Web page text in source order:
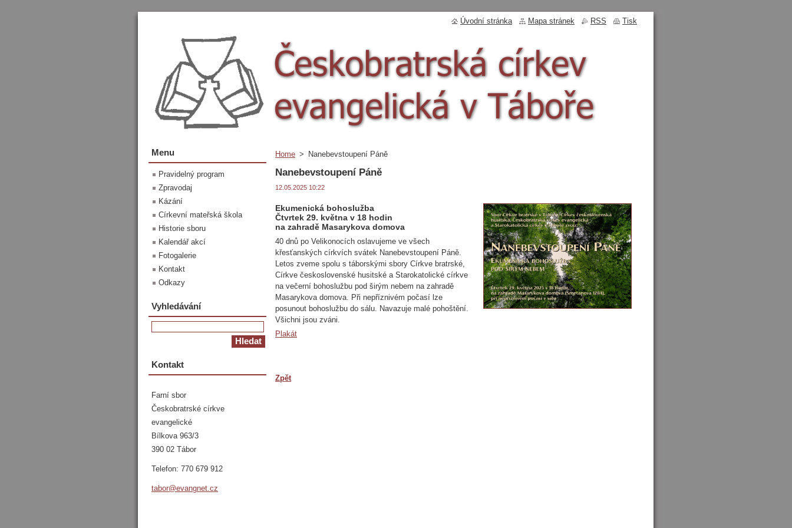
Home > Nanebevstoupení Páně
Nanebevstoupení Páně
12.05.2025 10:22
Ekumenická bohoslužba
Čtvrtek 29. května v 18 hodin
na zahradě Masarykova domova
40 dnů po Velikonocích oslavujeme ve všech
křesťanských církvích svátek Nanebevstoupení Páně.
Letos zveme spolu s táborskými sbory Církve bratrské,
Církve československé husitské a Starokatolické církve
na večerní bohoslužbu pod širým nebem na zahradě
Masarykova domova. Při nepříznivém počasí lze
posunout bohoslužbu do sálu. Navazuje malé pohoštění.
Všichni jsou zváni.
Plakát
Zpět
Menu
Pravidelný program
Zpravodaj
Kázání
Církevní mateřská škola
Historie sboru
Kalendář akcí
Fotogalerie
Kontakt
Odkazy
Vyhledávání
Kontakt
Farní sbor
Českobratrské církve
evangelické
Bílkova 963/3
390 02 Tábor
Telefon: 770 679 912
tabor@evangnet.cz
Úvodní stránka Mapa stránek RSS Tisk